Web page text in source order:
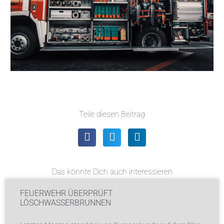
Teile diesen Beitrag
Das könnte Dich auch interessieren
FEUERWEHR ÜBERPRÜFT
LÖSCHWASSERBRUNNEN